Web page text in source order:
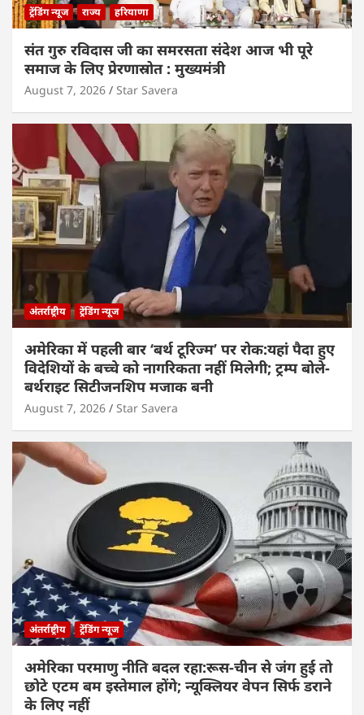
ट्रेंडिंग न्यूज राज्य हरियाणा
संत गुरु रविदास जी का समरसता संदेश आज भी पूरे
समाज के लिए प्रेरणास्रोत : मुख्यमंत्री
August 7, 2026 Star Savera
अंतर्राष्ट्रीय ट्रेंडिंग न्यूज
अमेरिका में पहली बार ‘बर्थ टूरिज्म’ पर रोक:यहां पैदा हुए
विदेशियों के बच्चे को नागरिकता नहीं मिलेगी; ट्रम्प बोले-
बर्थराइट सिटीजनशिप मजाक बनी
August 7, 2026 Star Savera
अंतर्राष्ट्रीय ट्रेंडिंग न्यूज
अमेरिका परमाणु नीति बदल रहा:रूस-चीन से जंग हुई तो
छोटे एटम बम इस्तेमाल होंगे; न्यूक्लियर वेपन सिर्फ डराने
के लिए नहीं